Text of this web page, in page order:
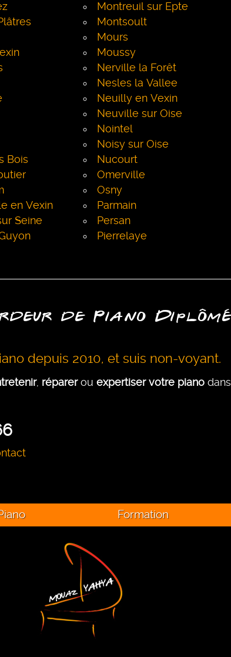
Bois
en Vexin
Seine
Montreuil sur Epte
Montsoult
Mours
Moussy
Nerville la Forêt
Nesles la Vallee
Neuilly en Vexin
Neuville sur Oise
Nointel
Noisy sur Oise
Nucourt
Omerville
Osny
Parmain
Persan
Pierrelaye
de Piano
depuis 2010, et suis non-voyant.
, réparerou expertiser votre piano
Formation